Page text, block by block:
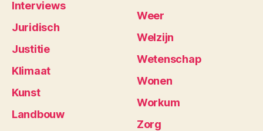
Interviews
Juridisch
Justitie
Klimaat
Kunst
Landbouw
Weer
Welzijn
Wetenschap
Wonen
Workum
Zorg